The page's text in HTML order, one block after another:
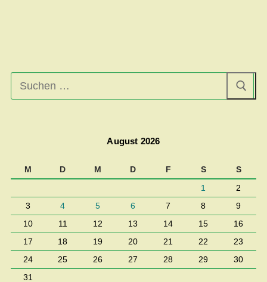
Suchen
nach:
August 2026
M D M D F S S
1
2
3
4 5 6 7 8
9
10
11 12 13 14 15
16
17
18 19 20 21 22
23
24
25 26 27 28 29
30
31